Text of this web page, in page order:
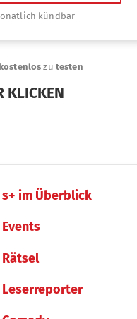
s+ im Überblick
Events
Rätsel
Leserreporter